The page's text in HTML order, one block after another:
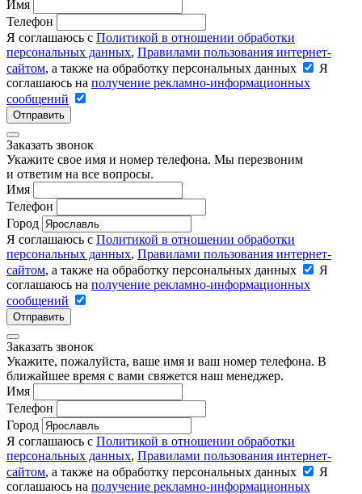
Имя
Телефон
Я соглашаюсь с Политикой в отношении обработки
персональных данных, Правилами пользования интернет-
сайтом, а также на обработку персональных данных
Я
соглашаюсь на получение рекламно-информационных
сообщений
Отправить
Заказать звонок
Укажите свое имя и номер телефона. Мы перезвоним
и ответим на все вопросы.
Имя
Телефон
Город
Я соглашаюсь с Политикой в отношении обработки
персональных данных, Правилами пользования интернет-
сайтом, а также на обработку персональных данных
Я
соглашаюсь на получение рекламно-информационных
сообщений
Отправить
Заказать звонок
Укажите, пожалуйста, ваше имя и ваш номер телефона. В
ближайшее время с вами свяжется наш менеджер.
Имя
Телефон
Город
Я соглашаюсь с Политикой в отношении обработки
персональных данных, Правилами пользования интернет-
сайтом, а также на обработку персональных данных
Я
соглашаюсь на получение рекламно-информационных